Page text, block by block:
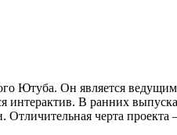
Ютуба. Он является
В ранних
Отличительная черта